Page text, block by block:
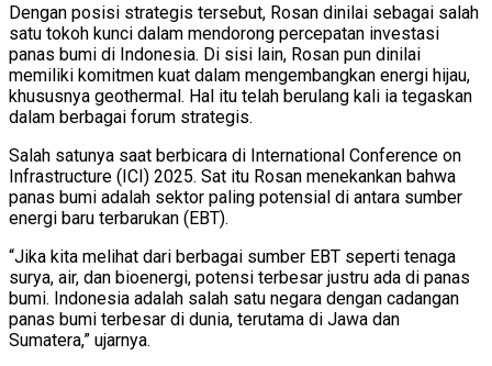
Dengan posisi strategis tersebut, Rosan dinilai sebagai salah
satu tokoh kunci dalam mendorong percepatan investasi
panas bumi di Indonesia. Di sisi lain, Rosan pun dinilai
memiliki komitmen kuat dalam mengembangkan energi hijau,
khususnya geothermal. Hal itu telah berulang kali ia tegaskan
dalam berbagai forum strategis.
Salah satunya saat berbicara di International Conference on
Infrastructure (ICI) 2025. Sat itu Rosan menekankan bahwa
panas bumi adalah sektor paling potensial di antara sumber
energi baru terbarukan (EBT).
“Jika kita melihat dari berbagai sumber EBT seperti tenaga
surya, air, dan bioenergi, potensi terbesar justru ada di panas
bumi. Indonesia adalah salah satu negara dengan cadangan
panas bumi terbesar di dunia, terutama di Jawa dan
Sumatera,” ujarnya.